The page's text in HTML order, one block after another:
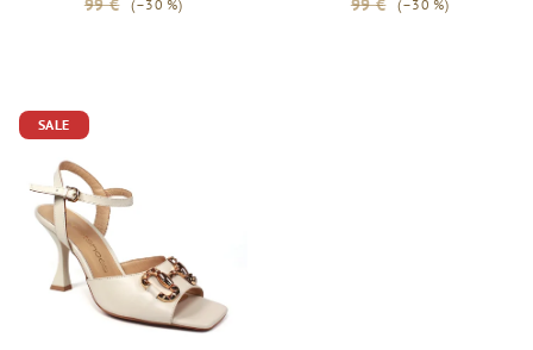
99 € (–30 %) 99 € (–30 %)
SALE